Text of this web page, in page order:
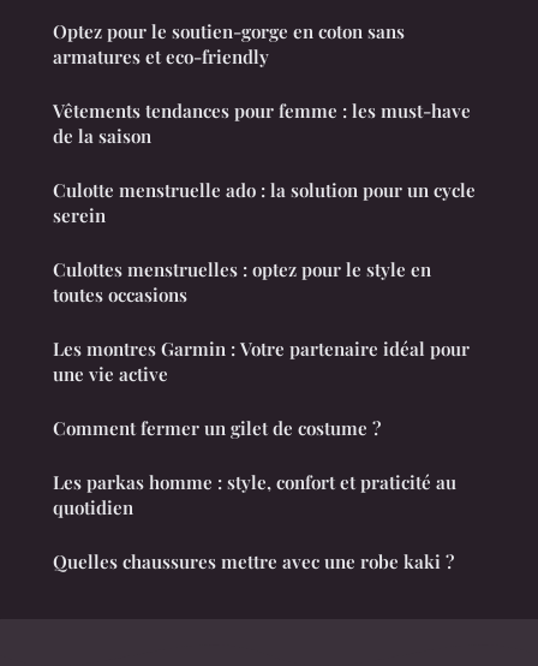
Optez pour le soutien-gorge en coton sans
armatures et eco-friendly
Vêtements tendances pour femme : les must-have
de la saison
Culotte menstruelle ado : la solution pour un cycle
serein
Culottes menstruelles : optez pour le style en
toutes occasions
Les montres Garmin : Votre partenaire idéal pour
une vie active
Comment fermer un gilet de costume ?
Les parkas homme : style, confort et praticité au
quotidien
Quelles chaussures mettre avec une robe kaki ?